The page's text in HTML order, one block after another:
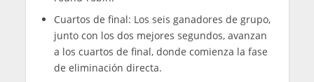
Cuartos de final: Los seis ganadores de grupo,
junto con los dos mejores segundos, avanzan
a los cuartos de final, donde comienza la fase
de eliminación directa.